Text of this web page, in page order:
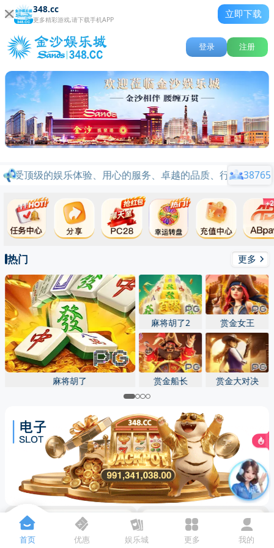
348.cc
更多精彩游戏,请下载手机APP
立即下载
登录 注册
受顶级的娱乐体验、用心的服务、卓越的品质、行业标杆品牌
38765
麻将胡了
麻将胡了2 赏金女王
赏金船长 赏金大对决
首页 优惠 娱乐城 更多 我的
关闭
先点击，再“添加到主屏幕”